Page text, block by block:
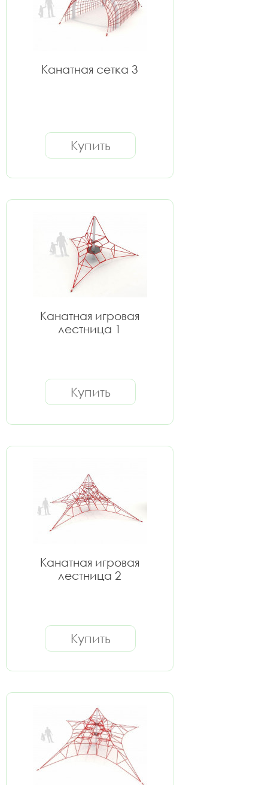
Канатная сетка 3
Купить
Канатная игровая
лестница 1
Купить
Канатная игровая
лестница 2
Купить